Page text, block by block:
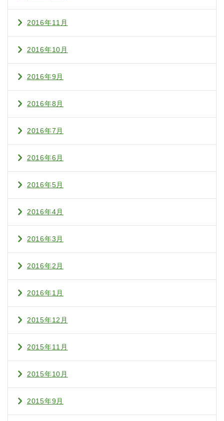
2016年11月
2016年10月
2016年9月
2016年8月
2016年7月
2016年6月
2016年5月
2016年4月
2016年3月
2016年2月
2016年1月
2015年12月
2015年11月
2015年10月
2015年9月